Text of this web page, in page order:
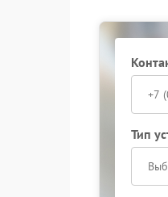
Обращение
сохранение
Тип